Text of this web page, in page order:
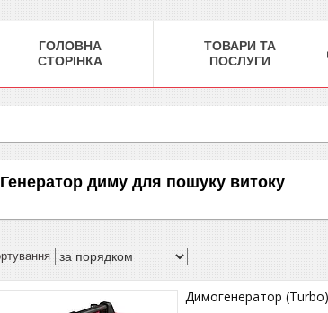
ГОЛОВНА
СТОРІНКА
ТОВАРИ ТА
ПОСЛУГИ
Генератор диму для пошуку витоку
Димогенератор